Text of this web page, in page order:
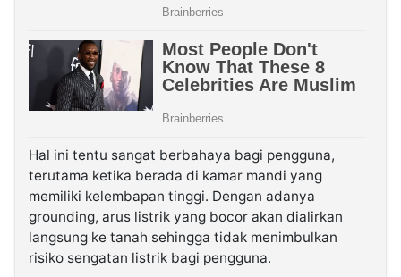
Hal ini tentu sangat berbahaya bagi pengguna,
terutama ketika berada di kamar mandi yang
memiliki kelembapan tinggi. Dengan adanya
grounding, arus listrik yang bocor akan dialirkan
langsung ke tanah sehingga tidak menimbulkan
risiko sengatan listrik bagi pengguna.